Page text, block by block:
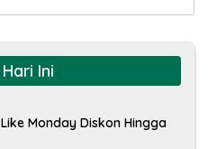
Ini
Monday Diskon Hingga